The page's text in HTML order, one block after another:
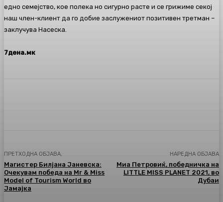
едно семејство, кое полека но сигурно расте и се грижиме секој
наш член-клиент да го добие заслужениот позитивен третман –
заклучува Насеска.
7дена.мк
ПРЕТХОДНА ОБЈАВА,
Магистер Билјана Јаневска:
Очекувам победа на Mr & Miss
Model of Tourism World во
Јамајка
НАРЕДНА ОБЈАВА
Миа Петровиќ, победничка на
LITTLE MISS PLANET 2021, во
Дубаи